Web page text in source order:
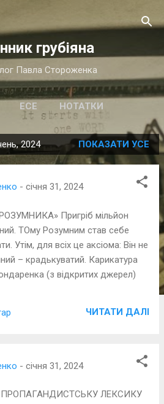
грубіяна
Павла Стороженка
ЕСЕ НОТАТКИ
2024 ПОКАЗАТИ УСЕ
- січня 31, 2024
Пригріб мільйон
ТОму Розумним став себе
Утім, для всіх це аксіома: Він не
– крадькуватий. Карикатура
(з відкритих джерел)
ЧИТАТИ ДАЛІ
- січня 31, 2024
ЛЕКСИКУ